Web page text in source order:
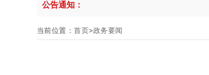
公告通知：
当前位置：首页>政务要闻